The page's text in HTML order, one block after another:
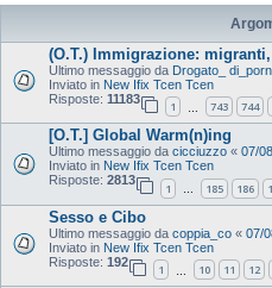
(O.T.) Immigrazione:
Ultimo messaggio da Drogato_
Inviato in New Ifix Tcen Tcen
Risposte: 11183
1 743 744
[O.T.] Global Warm(n)ing
Ultimo messaggio da cicciuzzo « 07/
Inviato in New Ifix Tcen Tcen
Risposte: 2813
1 … 185 186
Sesso e Cibo
Ultimo messaggio da coppia_co « 07/
Inviato in New Ifix Tcen Tcen
Risposte: 192
1 10 11 12